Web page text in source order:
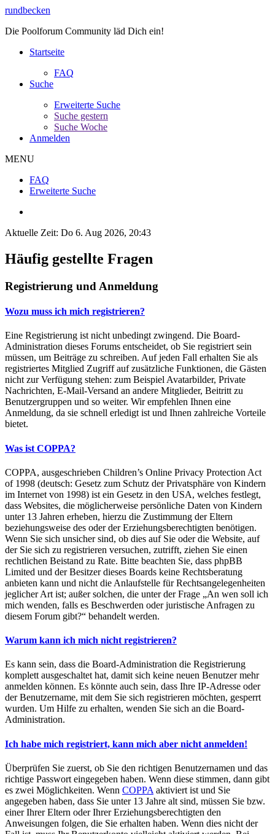
rundbecken
Die Poolforum Community läd Dich ein!
Startseite
FAQ
Suche
Erweiterte Suche
Suche gestern
Suche Woche
Anmelden
MENU
FAQ
Erweiterte Suche
Aktuelle Zeit: Do 6. Aug 2026, 20:43
Häufig gestellte Fragen
Registrierung und Anmeldung
Wozu muss ich mich registrieren?
Eine Registrierung ist nicht unbedingt zwingend. Die Board-
Administration dieses Forums entscheidet, ob Sie registriert sein
müssen, um Beiträge zu schreiben. Auf jeden Fall erhalten Sie als
registriertes Mitglied Zugriff auf zusätzliche Funktionen, die Gästen
nicht zur Verfügung stehen: zum Beispiel Avatarbilder, Private
Nachrichten, E-Mail-Versand an andere Mitglieder, Beitritt zu
Benutzergruppen und so weiter. Wir empfehlen Ihnen eine
Anmeldung, da sie schnell erledigt ist und Ihnen zahlreiche Vorteile
bietet.
Was ist COPPA?
COPPA, ausgeschrieben Children’s Online Privacy Protection Act
of 1998 (deutsch: Gesetz zum Schutz der Privatsphäre von Kindern
im Internet von 1998) ist ein Gesetz in den USA, welches festlegt,
dass Websites, die möglicherweise persönliche Daten von Kindern
unter 13 Jahren erheben, hierzu die Zustimmung der Eltern
beziehungsweise des oder der Erziehungsberechtigten benötigen.
Wenn Sie sich unsicher sind, ob dies auf Sie oder die Website, auf
der Sie sich zu registrieren versuchen, zutrifft, ziehen Sie einen
rechtlichen Beistand zu Rate. Bitte beachten Sie, dass phpBB
Limited und der Besitzer dieses Boards keine Rechtsberatung
anbieten kann und nicht die Anlaufstelle für Rechtsangelegenheiten
jeglicher Art ist; außer solchen, die unter der Frage „An wen soll ich
mich wenden, falls es Beschwerden oder juristische Anfragen zu
diesem Forum gibt?“ behandelt werden.
Warum kann ich mich nicht registrieren?
Es kann sein, dass die Board-Administration die Registrierung
komplett ausgeschaltet hat, damit sich keine neuen Benutzer mehr
anmelden können. Es könnte auch sein, dass Ihre IP-Adresse oder
der Benutzername, mit dem Sie sich registrieren möchten, gesperrt
wurden. Um Hilfe zu erhalten, wenden Sie sich an die Board-
Administration.
Ich habe mich registriert, kann mich aber nicht anmelden!
Überprüfen Sie zuerst, ob Sie den richtigen Benutzernamen und das
richtige Passwort eingegeben haben. Wenn diese stimmen, dann gibt
es zwei Möglichkeiten. Wenn COPPA aktiviert ist und Sie
angegeben haben, dass Sie unter 13 Jahre alt sind, müssen Sie bzw.
einer Ihrer Eltern oder Ihrer Erziehungsberechtigten den
Anweisungen folgen, die Sie erhalten haben. Wenn dies nicht der